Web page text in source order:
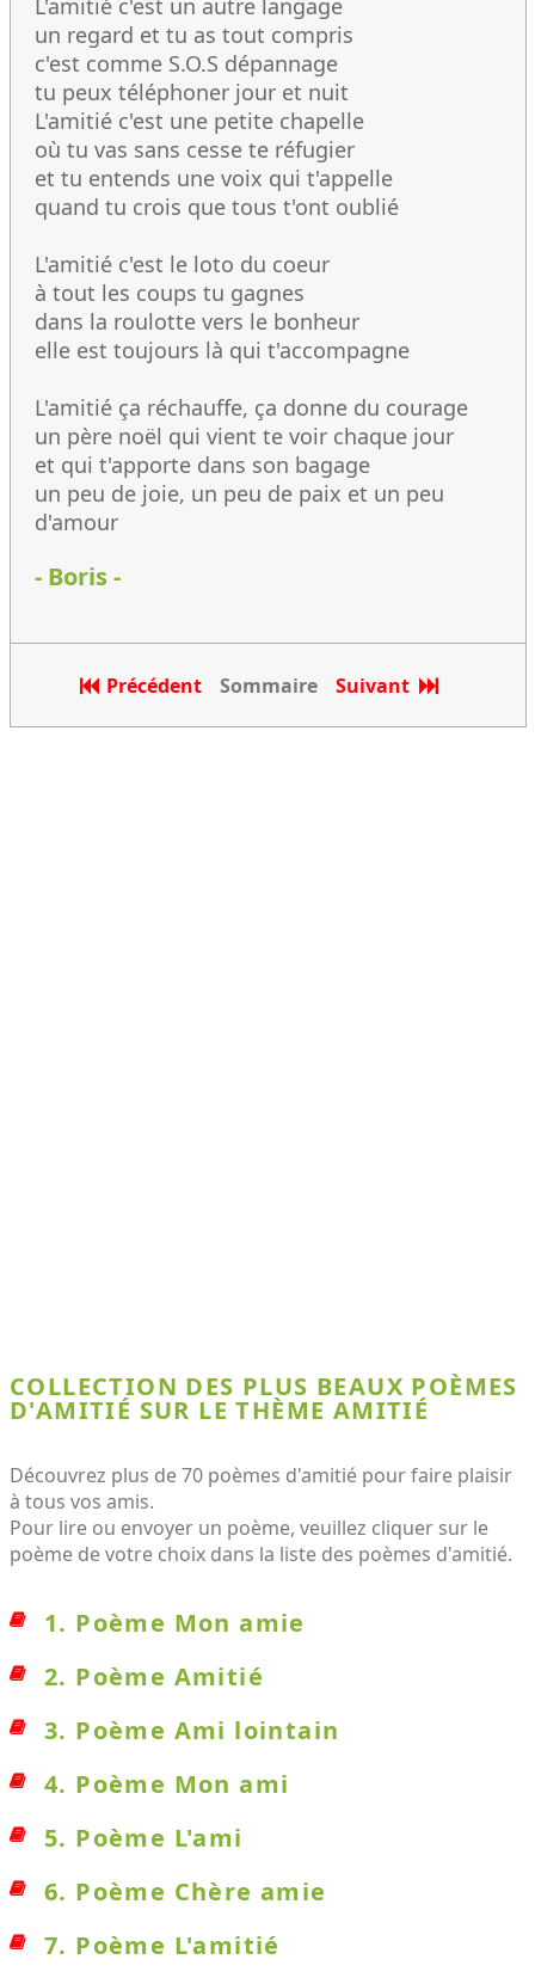
L'amitié c'est un autre langage
un regard et tu as tout compris
c'est comme S.O.S dépannage
tu peux téléphoner jour et nuit
L'amitié c'est une petite chapelle
où tu vas sans cesse te réfugier
et tu entends une voix qui t'appelle
quand tu crois que tous t'ont oublié
L'amitié c'est le loto du coeur
à tout les coups tu gagnes
dans la roulotte vers le bonheur
elle est toujours là qui t'accompagne
L'amitié ça réchauffe, ça donne du courage
un père noël qui vient te voir chaque jour
et qui t'apporte dans son bagage
un peu de joie, un peu de paix et un peu
d'amour
- Boris -
Précédent Sommaire Suivant
COLLECTION DES PLUS BEAUX POÈMES
D'AMITIÉ SUR LE THÈME AMITIÉ
Découvrez plus de 70 poèmes d'amitié pour faire plaisir
à tous vos amis.
Pour lire ou envoyer un poème, veuillez cliquer sur le
poème de votre choix dans la liste des poèmes d'amitié.
1. Poème Mon amie
2. Poème Amitié
3. Poème Ami lointain
4. Poème Mon ami
5. Poème L'ami
6. Poème Chère amie
7. Poème L'amitié